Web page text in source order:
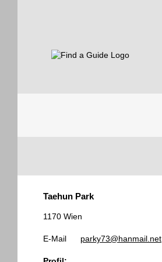
Guides
Taehun Park
1170 Wien
E-Mail parky73@hanmail.net